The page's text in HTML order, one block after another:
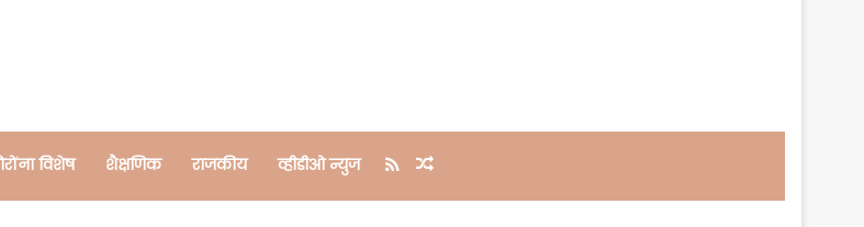
विशेष शैक्षणिक राजकीय व्हीडीओ न्युज RSS Random Article